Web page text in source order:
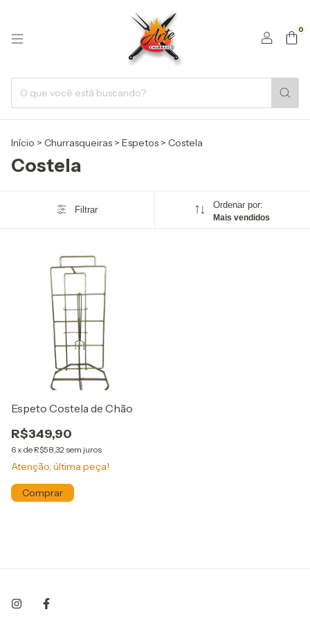
0
Início > Churrasqueiras > Espetos > Costela
Costela
Filtrar Ordenar por:
Mais vendidos
Espeto Costela de Chão
R$349,90
6x de R$58,32 sem juros
Atenção, última peça!